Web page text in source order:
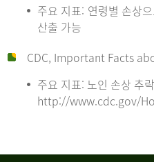
주요 지표: 연령별 손상
산출 가능
CDC, Important Facts
주요 지표: 노인 손상 추
http://www.cdc.gov/